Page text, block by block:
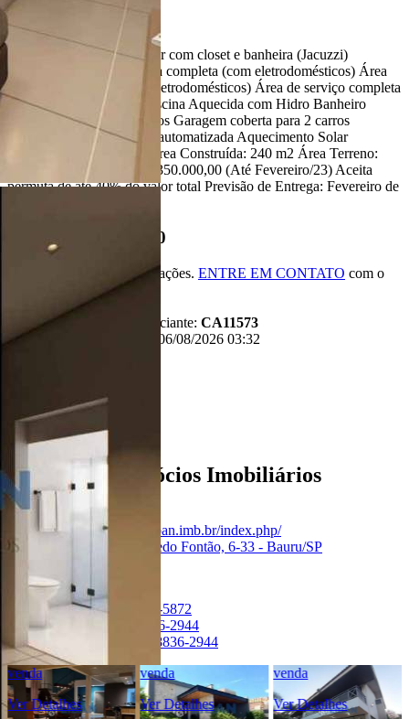
Descrição
3 Suites, sendo uma Master com closet e banheira (Jacuzzi)
Escritório Lavabo Cozinha completa (com eletrodomésticos) Área
Gourmet completa (com eletrodomésticos) Área de serviço completa
(com eletrodomésticos) Piscina Aquecida com Hidro Banheiro
Piscina Armários planejados Garagem coberta para 2 carros
Paisagismo com irrigação automatizada Aquecimento Solar
Ambientes climatizados Área Construída: 240 m2 Área Terreno:
453 m2 Valor Atual R$ 2.350.000,00 (Até Fevereiro/23) Aceita
permuta de até 40% do valor total Previsão de Entrega: Fevereiro de
R$ 2.350.000,00
*Valor sujeito à variações. ENTRE EM CONTATO com o
anunciante.
Código:
Referência do Anunciante: CA11573
Última atualização: 06/08/2026 03:32
Liban - Negócios Imobiliários
Creci:
Site:
https://www.liban.imb.br/index.php/
Rua Alfredo Fontão, 6-33 - Bauru/SP
Ver Telefone
Telefone:(14) 4141-5872
Telefone:
(14) 98836-2944
(14) 98836-2944
venda
Ver Detalhes
venda
Ver Detalhes
venda
Ver Detalhes